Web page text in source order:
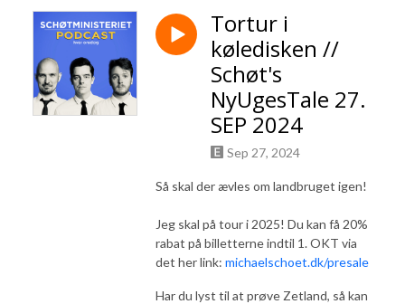
Tortur i
køledisken //
Schøt's
NyUgesTale 27.
SEP 2024
Sep 27, 2024
Så skal der ævles om landbruget igen!
Jeg skal på tour i 2025! Du kan få 20%
rabat på billetterne indtil 1. OKT via
det her link: michaelschoet.dk/presale
Har du lyst til at prøve Zetland, så kan